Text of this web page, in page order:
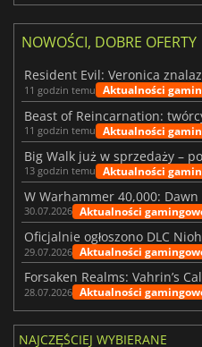
NOWOŚCI, DOBRE OFERTY
11 godzin temu Aktualności
11 godzin temu Aktualności
13 godzin temu Aktualności
30.07.2026 Aktualności
Oficjalnie ogłoszono DLC
29.07.2026 Aktualności
28.07.2026 Aktualności
NAJCZĘŚCIEJ WYBIERANE